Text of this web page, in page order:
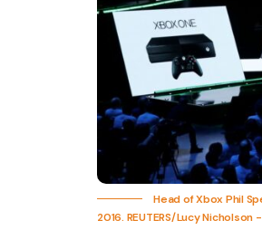
Head of Xbox Phil
2016. REUTERS/Lucy Nicholson